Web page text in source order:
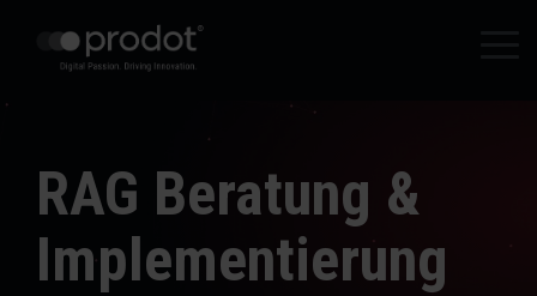
Hauptinhalt
springen.
RAG Beratung &
Implementierung